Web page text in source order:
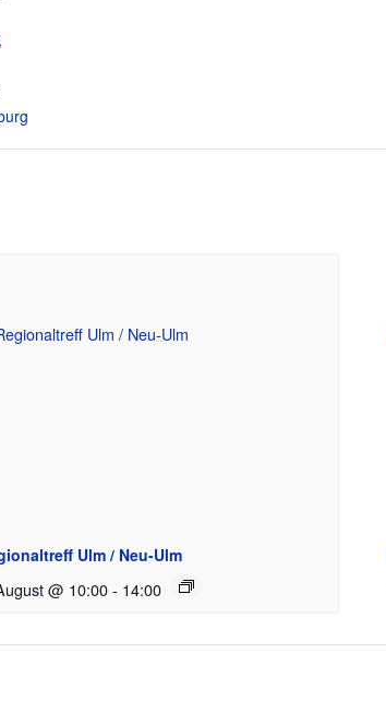
Ulm / Neu-Ulm
@ 10:00- 14:00